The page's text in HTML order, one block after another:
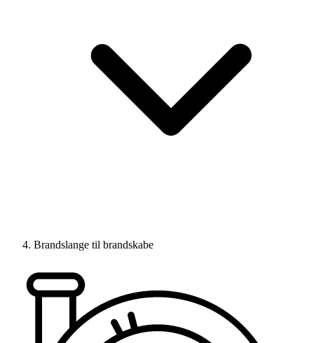
Brandslange til brandskabe